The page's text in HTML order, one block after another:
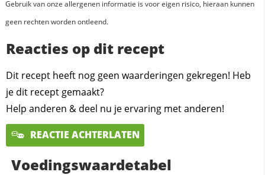
Gebruik van onze allergenen informatie is voor eigen risico, hieraan kunnen
geen rechten worden ontleend.
Reacties op dit recept
Dit recept heeft nog geen waarderingen gekregen! Heb
je dit recept gemaakt?
Help anderen & deel nu je ervaring met anderen!
REACTIE ACHTERLATEN
Voedingswaardetabel